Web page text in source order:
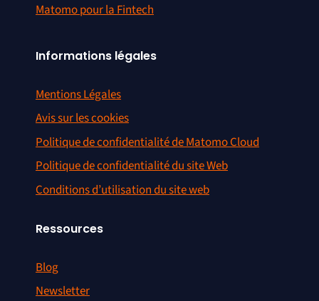
Matomo pour la Fintech
Informations légales
Mentions Légales
Avis sur les cookies
Politique de confidentialité de Matomo Cloud
Politique de confidentialité du site Web
Conditions d’utilisation du site web
Ressources
Blog
Newsletter